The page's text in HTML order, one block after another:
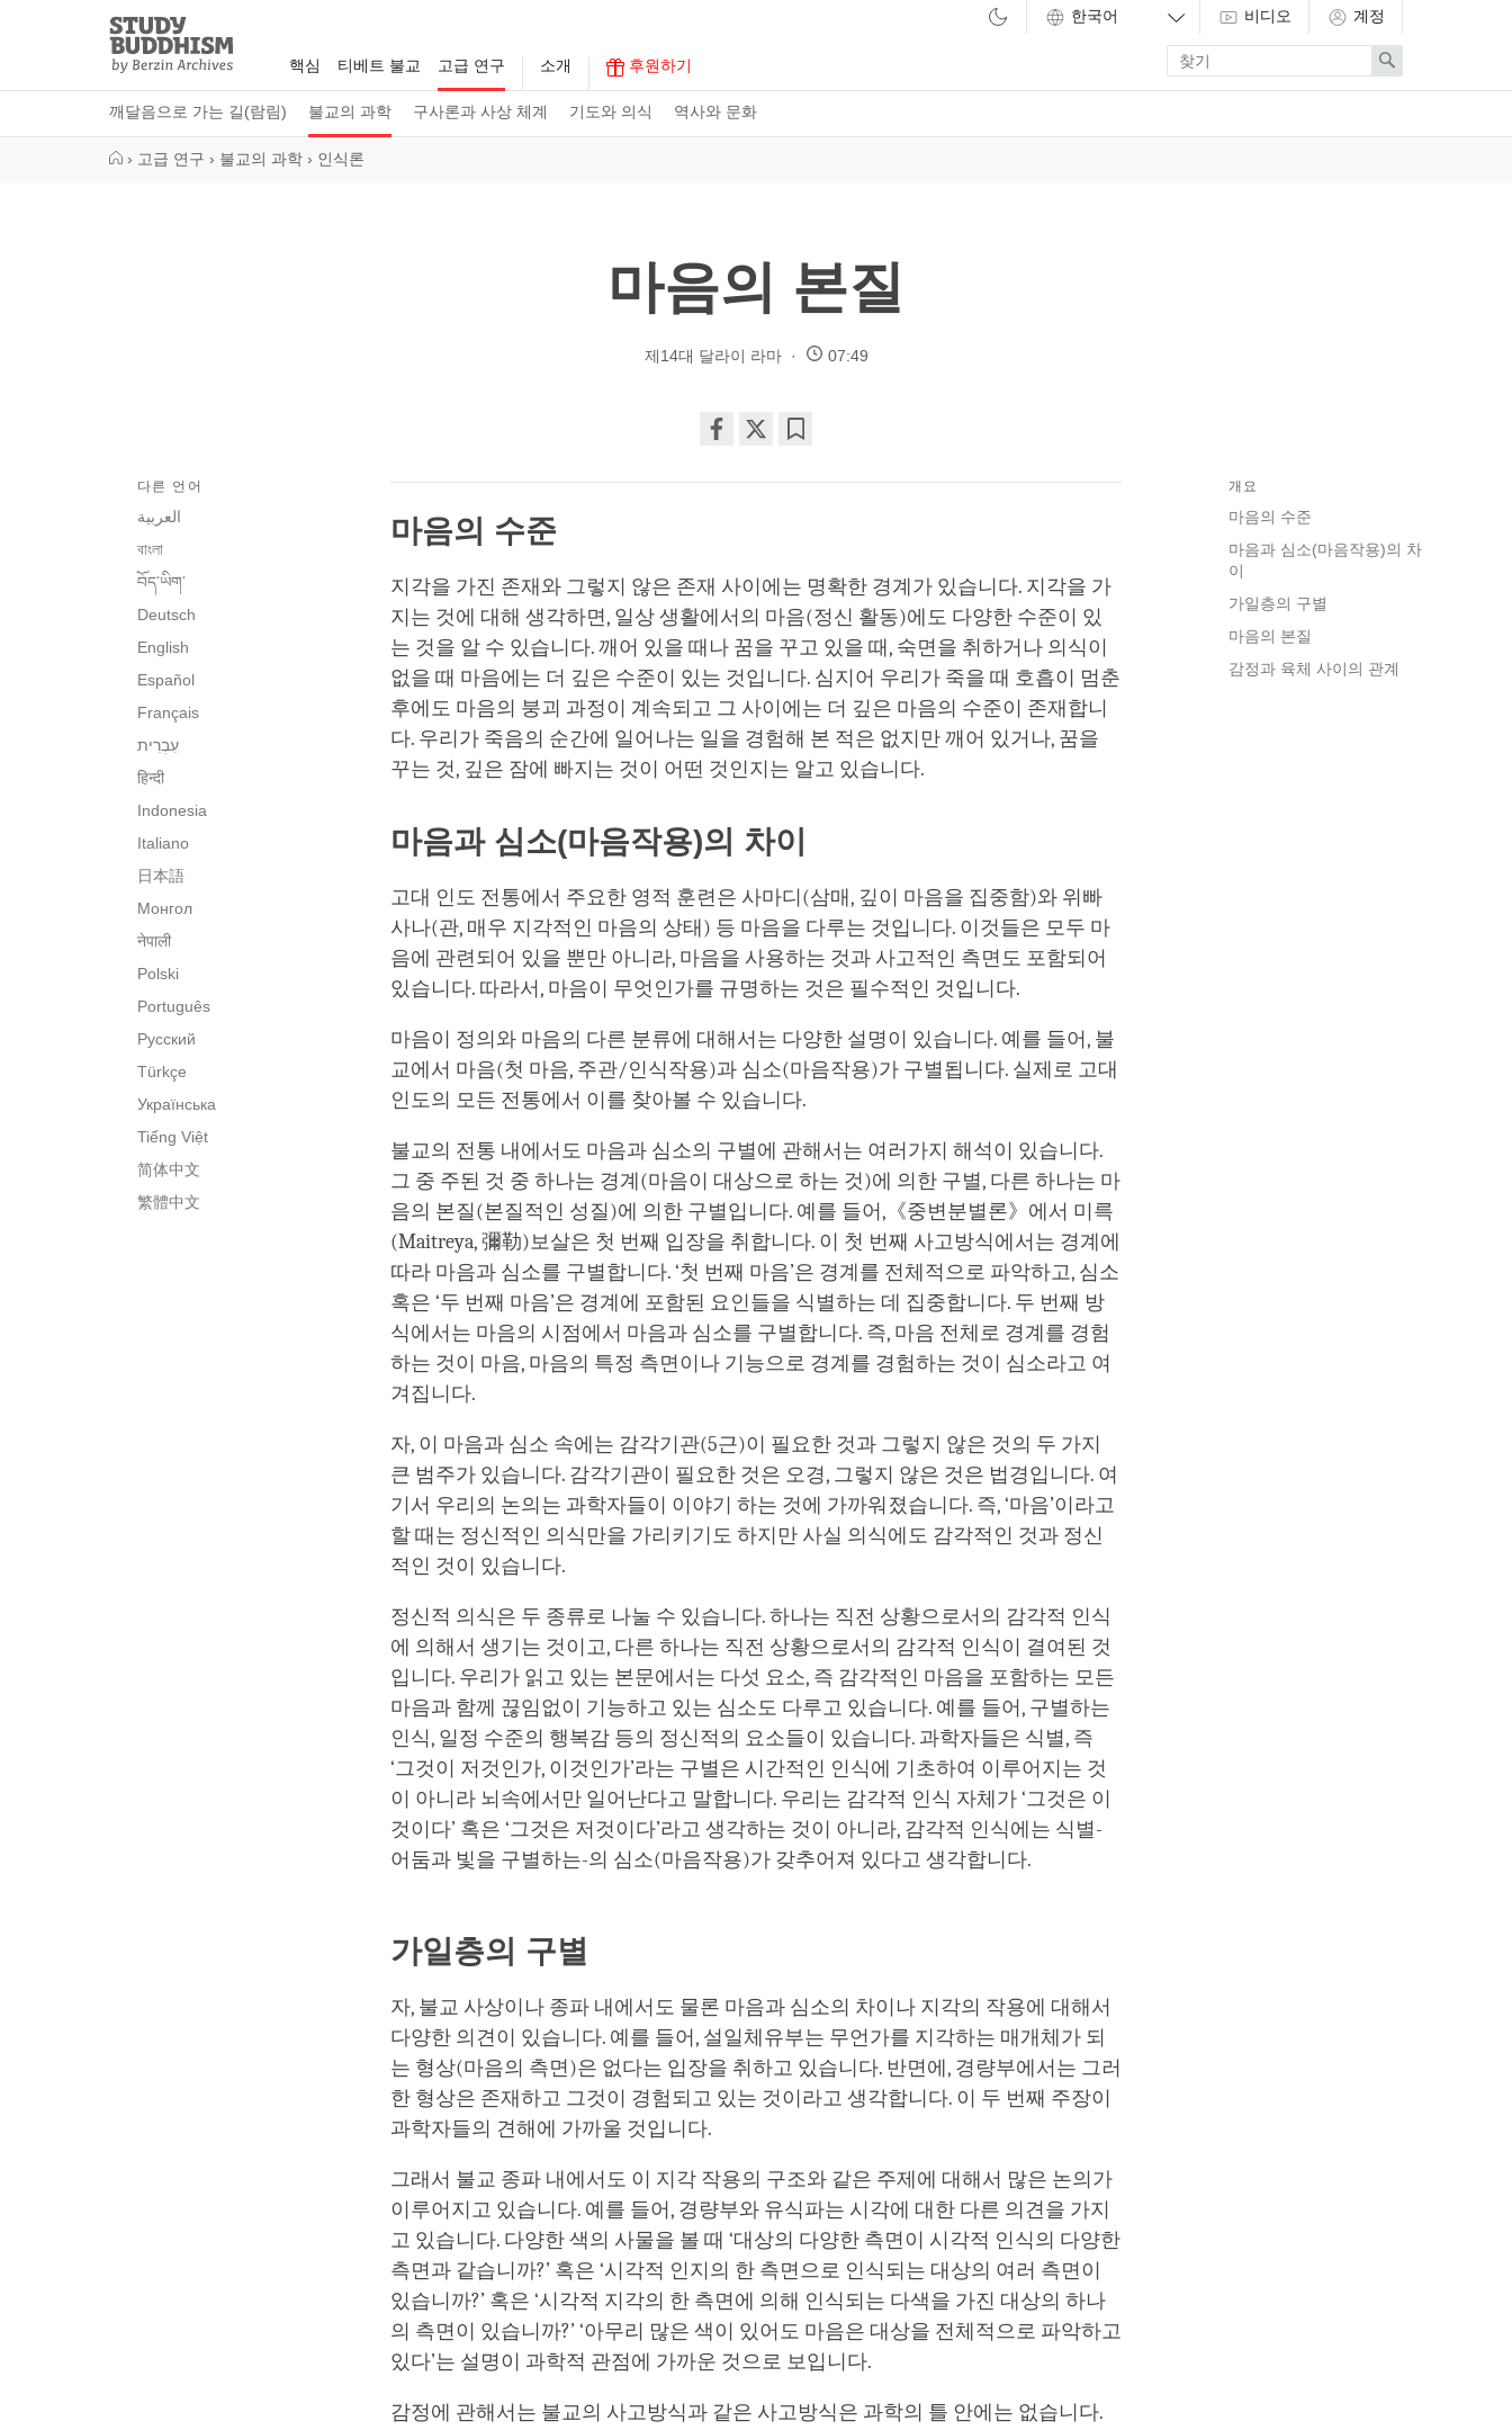
Study
Buddhism
Home
핵심 티베트 불교 고급 연구
깨달음으로 가는 길(람림) 불교의 과학 구사론과 사상 체계 기도와 의식 역사와 문화
소개 후원하기
비디오 계정
Enter
search
term
Search
› 고급 연구 › 불교의 과학 › 인식론
마음의 본질
제14대 달라이 라마 07:49
on
개요
마음의 수준
마음과 심소(마음작용)의 차
이
가일층의 구별
마음의 본질
감정과 육체 사이의 관계
다른 언어
العربية
বাংলা
བོད་ཡིག་
Deutsch
English
Español
Français
हिन्दी
Indonesia
Italiano
日本語
Монгол
नेपाली
Polski
Português
Русский
Türkçe
Українська
Tiếng Việt
简体中文
繁體中文
마음의 수준
지각을 가진 존재와 그렇지 않은 존재 사이에는 명확한 경계가 있습니다. 지각을 가
지는 것에 대해 생각하면, 일상 생활에서의 마음(정신 활동)에도 다양한 수준이 있
는 것을 알 수 있습니다. 깨어 있을 때나 꿈을 꾸고 있을 때, 숙면을 취하거나 의식이
없을 때 마음에는 더 깊은 수준이 있는 것입니다. 심지어 우리가 죽을 때 호흡이 멈춘
후에도 마음의 붕괴 과정이 계속되고 그 사이에는 더 깊은 마음의 수준이 존재합니
다. 우리가 죽음의 순간에 일어나는 일을 경험해 본 적은 없지만 깨어 있거나, 꿈을
꾸는 것, 깊은 잠에 빠지는 것이 어떤 것인지는 알고 있습니다.
마음과 심소(마음작용)의 차이
고대 인도 전통에서 주요한 영적 훈련은 사마디(삼매, 깊이 마음을 집중함)와 위빠
사나(관, 매우 지각적인 마음의 상태) 등 마음을 다루는 것입니다. 이것들은 모두 마
음에 관련되어 있을 뿐만 아니라, 마음을 사용하는 것과 사고적인 측면도 포함되어
있습니다. 따라서, 마음이 무엇인가를 규명하는 것은 필수적인 것입니다.
마음이 정의와 마음의 다른 분류에 대해서는 다양한 설명이 있습니다. 예를 들어, 불
교에서 마음(첫 마음, 주관/인식작용)과 심소(마음작용)가 구별됩니다. 실제로 고대
인도의 모든 전통에서 이를 찾아볼 수 있습니다.
불교의 전통 내에서도 마음과 심소의 구별에 관해서는 여러가지 해석이 있습니다.
그 중 주된 것 중 하나는 경계(마음이 대상으로 하는 것)에 의한 구별, 다른 하나는 마
음의 본질(본질적인 성질)에 의한 구별입니다. 예를 들어,《중변분별론》에서 미륵
(Maitreya, 彌勒)보살은 첫 번째 입장을 취합니다. 이 첫 번째 사고방식에서는 경계에
따라 마음과 심소를 구별합니다. ‘첫 번째 마음’은 경계를 전체적으로 파악하고, 심소
혹은 ‘두 번째 마음’은 경계에 포함된 요인들을 식별하는 데 집중합니다. 두 번째 방
식에서는 마음의 시점에서 마음과 심소를 구별합니다. 즉, 마음 전체로 경계를 경험
하는 것이 마음, 마음의 특정 측면이나 기능으로 경계를 경험하는 것이 심소라고 여
겨집니다.
자, 이 마음과 심소 속에는 감각기관(5근)이 필요한 것과 그렇지 않은 것의 두 가지
큰 범주가 있습니다. 감각기관이 필요한 것은 오경, 그렇지 않은 것은 법경입니다. 여
기서 우리의 논의는 과학자들이 이야기 하는 것에 가까워졌습니다. 즉, ‘마음’이라고
할 때는 정신적인 의식만을 가리키기도 하지만 사실 의식에도 감각적인 것과 정신
적인 것이 있습니다.
정신적 의식은 두 종류로 나눌 수 있습니다. 하나는 직전 상황으로서의 감각적 인식
에 의해서 생기는 것이고, 다른 하나는 직전 상황으로서의 감각적 인식이 결여된 것
입니다. 우리가 읽고 있는 본문에서는 다섯 요소, 즉 감각적인 마음을 포함하는 모든
마음과 함께 끊임없이 기능하고 있는 심소도 다루고 있습니다. 예를 들어, 구별하는
인식, 일정 수준의 행복감 등의 정신적의 요소들이 있습니다. 과학자들은 식별, 즉
‘그것이 저것인가, 이것인가’라는 구별은 시간적인 인식에 기초하여 이루어지는 것
이 아니라 뇌속에서만 일어난다고 말합니다. 우리는 감각적 인식 자체가 ‘그것은 이
것이다’ 혹은 ‘그것은 저것이다’라고 생각하는 것이 아니라, 감각적 인식에는 식별-
어둠과 빛을 구별하는-의 심소(마음작용)가 갖추어져 있다고 생각합니다.
가일층의 구별
자, 불교 사상이나 종파 내에서도 물론 마음과 심소의 차이나 지각의 작용에 대해서
다양한 의견이 있습니다. 예를 들어, 설일체유부는 무언가를 지각하는 매개체가 되
는 형상(마음의 측면)은 없다는 입장을 취하고 있습니다. 반면에, 경량부에서는 그러
한 형상은 존재하고 그것이 경험되고 있는 것이라고 생각합니다. 이 두 번째 주장이
과학자들의 견해에 가까울 것입니다.
그래서 불교 종파 내에서도 이 지각 작용의 구조와 같은 주제에 대해서 많은 논의가
이루어지고 있습니다. 예를 들어, 경량부와 유식파는 시각에 대한 다른 의견을 가지
고 있습니다. 다양한 색의 사물을 볼 때 ‘대상의 다양한 측면이 시각적 인식의 다양한
측면과 같습니까?’ 혹은 ‘시각적 인지의 한 측면으로 인식되는 대상의 여러 측면이
있습니까?’ 혹은 ‘시각적 지각의 한 측면에 의해 인식되는 다색을 가진 대상의 하나
의 측면이 있습니까?’ ‘아무리 많은 색이 있어도 마음은 대상을 전체적으로 파악하고
있다’는 설명이 과학적 관점에 가까운 것으로 보입니다.
감정에 관해서는 불교의 사고방식과 같은 사고방식은 과학의 틀 안에는 없습니다.